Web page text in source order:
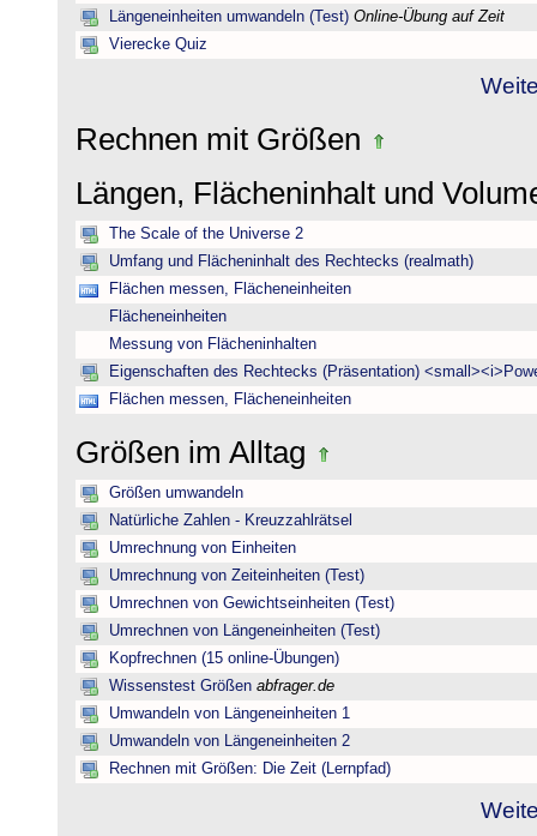
Längeneinheiten umwandeln (Test) Online-Übung auf Zeit
Vierecke Quiz
Rechnen mit Größen
Längen, Flächeninhalt und
The Scale of the Universe 2
Umfang und Flächeninhalt des Rechtecks (realmath)
Flächen messen, Flächeneinheiten
Flächeneinheiten
Messung von Flächeninhalten
Eigenschaften des Rechtecks (Präsentation)
Flächen messen, Flächeneinheiten
Größen im Alltag
Größen umwandeln
Natürliche Zahlen - Kreuzzahlrätsel
Umrechnung von Einheiten
Umrechnung von Zeiteinheiten (Test)
Umrechnen von Gewichtseinheiten (Test)
Umrechnen von Längeneinheiten (Test)
Kopfrechnen (15 online-Übungen)
Wissenstest Größen abfrager.de
Umwandeln von Längeneinheiten 1
Umwandeln von Längeneinheiten 2
Rechnen mit Größen: Die Zeit (Lernpfad)